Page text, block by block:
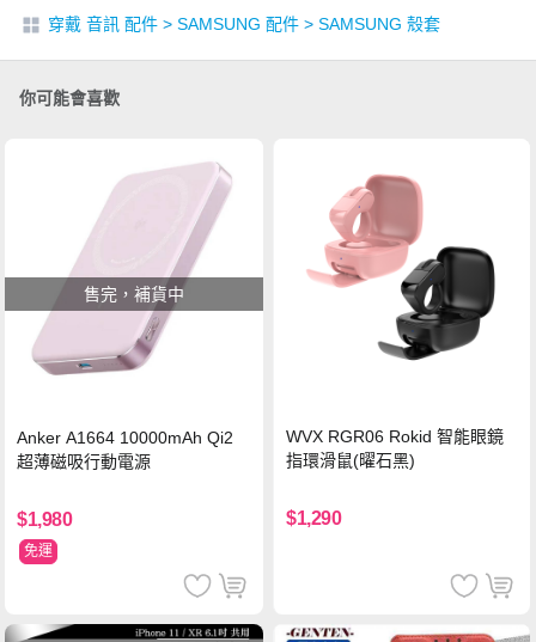
穿戴 音訊 配件 > SAMSUNG 配件 > SAMSUNG 殼套
你可能會喜歡
售完，補貨中
Anker A1664 10000mAh Qi2
超薄磁吸行動電源
$1,980
免運
WVX RGR06 Rokid 智能眼鏡
指環滑鼠(曜石黑)
$1,290